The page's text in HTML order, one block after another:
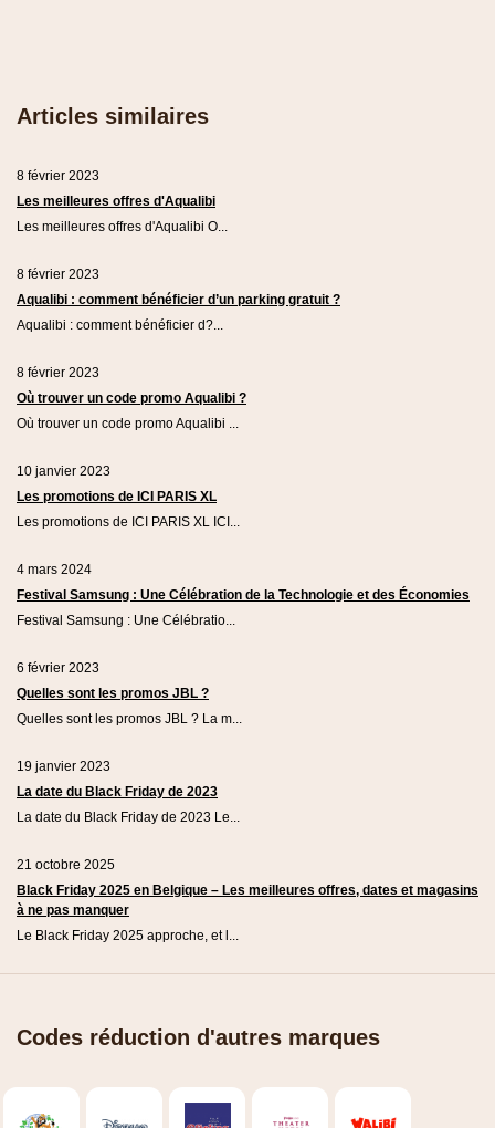
Articles similaires
8 février 2023
Les meilleures offres d'Aqualibi
Les meilleures offres d'Aqualibi O...
8 février 2023
Aqualibi : comment bénéficier d’un parking gratuit ?
Aqualibi : comment bénéficier d?...
8 février 2023
Où trouver un code promo Aqualibi ?
Où trouver un code promo Aqualibi ...
10 janvier 2023
Les promotions de ICI PARIS XL
Les promotions de ICI PARIS XL ICI...
4 mars 2024
Festival Samsung : Une Célébration de la Technologie et des Économies
Festival Samsung : Une Célébratio...
6 février 2023
Quelles sont les promos JBL ?
Quelles sont les promos JBL ? La m...
19 janvier 2023
La date du Black Friday de 2023
La date du Black Friday de 2023 Le...
21 octobre 2025
Black Friday 2025 en Belgique – Les meilleures offres, dates et magasins
à ne pas manquer
Le Black Friday 2025 approche, et l...
Codes réduction d'autres marques